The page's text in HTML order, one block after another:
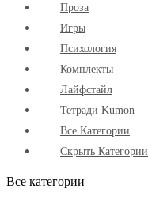
Проза
Игры
Психология
Комплекты
Лайфстайл
Тетради Kumon
Все Категории
Скрыть Категории
Все категории